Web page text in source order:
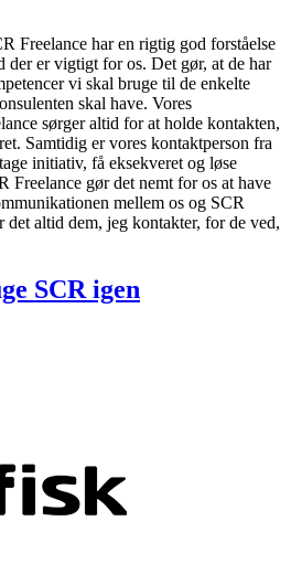
Freelance har en rigtig god forståelse
der er vigtigt for os. Det gør, at de har
vi skal bruge til de enkelte
skal have. Vores
sørger altid for at holde kontakten,
Samtidig er vores kontaktperson fra
initiativ, få eksekveret og løse
Freelance gør det nemt for os at have
mellem os og SCR
det altid dem, jeg kontakter, for de ved,
SCR igen